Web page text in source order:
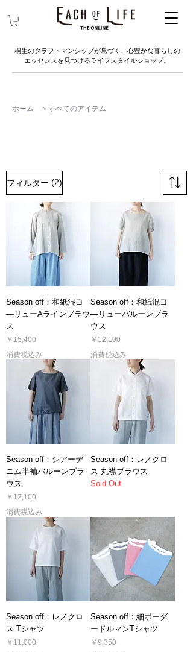
桐生のクラフトマンシップが息づく、心豊かな暮らしの
エッセンスを見つけるライフスタイルショップ。
ホーム ＞すべてのアイテム
フィルター (2)
Season off：和紙混ヨ
―リューAラインブラウ
ス
価格
￥15,400
消費税込み
Season off：和紙混ヨ
―リューバルーンブラ
ウス
価格
￥12,100
消費税込み
Season off：シアーデ
ニム半袖バルーンブラ
ウス
価格
￥12,100
消費税込み
Season off：レノクロ
ス 丸襟ブラウス
Sold Out
Season off：レノクロ
ス Tシャツ
価格
￥11,000
Season off：細ボーダ
ードルマンTシャツ
価格
￥9,350